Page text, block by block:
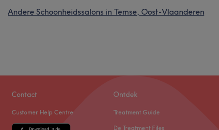
Andere Schoonheidssalons in Temse, Oost-Vlaanderen
Contact
Customer Help Centre
Ontdek
Treatment Guide
De Treatment Files